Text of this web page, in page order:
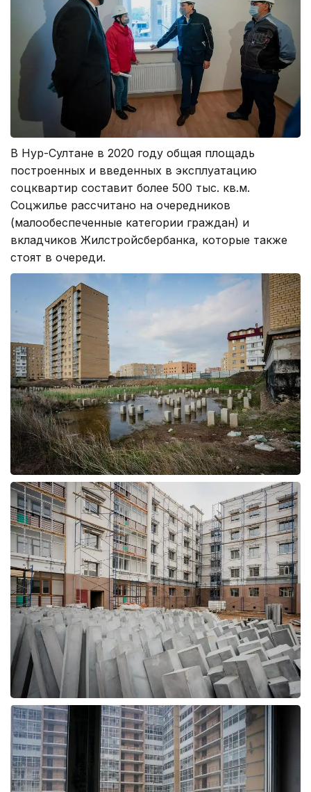
В Нур-Султане в 2020 году общая площадь
построенных и введенных в эксплуатацию
соцквартир составит более 500 тыс. кв.м.
Соцжилье рассчитано на очередников
(малообеспеченные категории граждан) и
вкладчиков Жилстройсбербанка, которые также
стоят в очереди.